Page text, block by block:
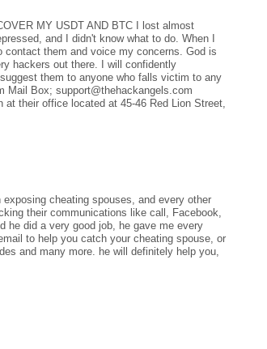
MY USDT AND BTC I lost almost
and I didn't know what to do. When I
contact them and voice my concerns. God is
hackers out there. I will confidently
them to anyone who falls victim to any
Mail Box; support@thehackangels.com
their office located at 45-46 Red Lion Street,
cheating spouses, and every other
their communications like call, Facebook,
he did a very good job, he gave me every
to help you catch your cheating spouse, or
and many more. he will definitely help you,